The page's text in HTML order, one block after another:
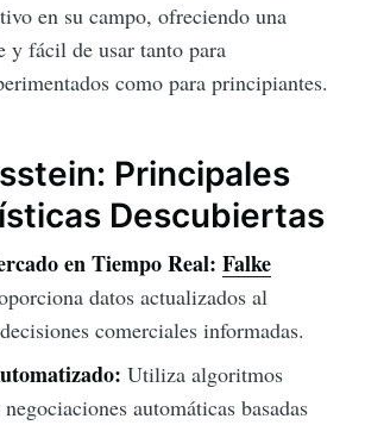
en su campo, ofreciendo una
y fácil de usar tanto para
como para principiantes.
Principales
Descubiertas
en Tiempo Real: Falke
datos actualizados al
comerciales informadas.
Utiliza algoritmos
automáticas basadas